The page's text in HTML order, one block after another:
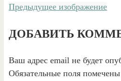
Предыдущее изображение
ДОБАВИТЬ
Ваш адрес email не будет
Обязательные поля помечены